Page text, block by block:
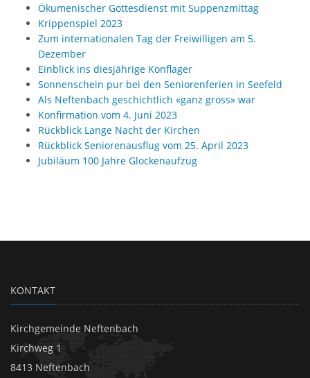
Ökumenischer Gottesdienst mit Suppenzmittag
Krippenspiel 2023
Zum internationalen Tag der Freiwilligen am 5.
Dezember
Einblick ins diesjährige Konflager
Sonnenschein pur bei den Seniorenferien in Seefeld
Als Neftenbach geschichtlich «ganz gross» war
Konfirmation vom 4. Juni 2023
Rückblick Lange Nacht der Kirchen
Rückblick Seniorenausflug vom 25. April 2023
Jubiläum 100 Jahre Glockenaufzug
KONTAKT
Kirchgemeinde Neftenbach
Kirchweg 1
8413 Neftenbach